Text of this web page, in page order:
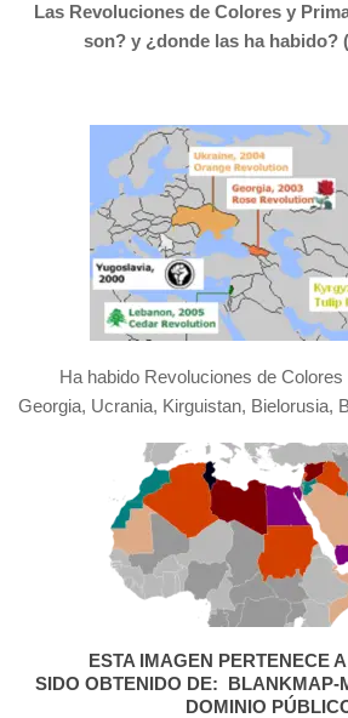
Las Revoluciones de Colores y
son? y ¿donde las ha habido?
Ha habido Revoluciones de Colores
Georgia, Ucrania, Kirguistan, Bielorusia,
ESTA IMAGEN PERTENECE A
SIDO OBTENIDO DE: BLANKMAP-
DOMINIO